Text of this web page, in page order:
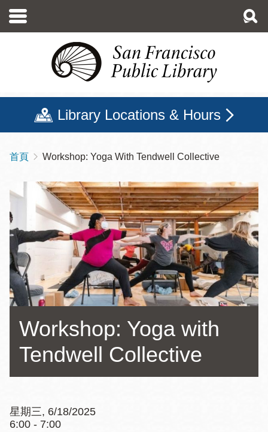
至
Library Locations & Hours
導
航
連
結
首頁 Workshop: Yoga With Tendwell Collective
Workshop: Yoga with
Tendwell Collective
星期三, 6/18/2025
6:00 - 7:00